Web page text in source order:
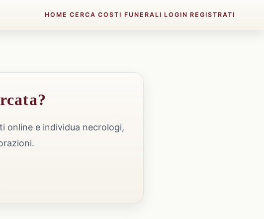
HOME CERCA COSTI FUNERALI LOGIN REGISTRATI
online e individua necrologi,